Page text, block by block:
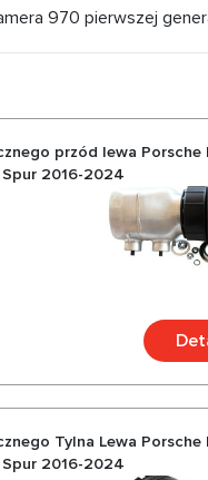
970 pierwszej
na dotyk, które
Porsche Panamera
oficjalny dystrybutor
amortyzatory do
jakości części do
ceny, szeroką gamą i
przód lewa Porsche
2016-2024
Tylna Lewa Porsche
2016-2024